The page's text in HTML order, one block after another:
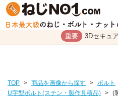
重要 3Dセキュ
TOP > 商品を画像から探す > ボルト
U字型ボルト(ステン・製作見積品) > (